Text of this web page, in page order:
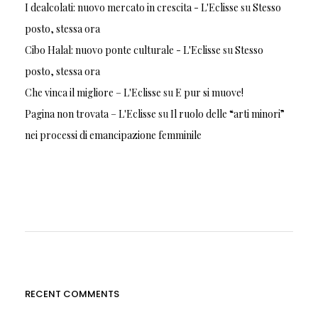
I dealcolati: nuovo mercato in crescita - L'Eclisse suStesso
posto, stessa ora
Cibo Halal: nuovo ponte culturale - L'Eclisse suStesso
posto, stessa ora
Che vinca il migliore – L'Eclisse suE pur si muove!
Pagina non trovata – L'Eclisse suIl ruolo delle “arti minori”
nei processi di emancipazione femminile
RECENT COMMENTS